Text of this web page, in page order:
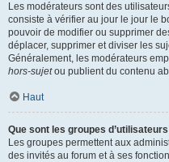
Les modérateurs sont des
consiste à vérifier au jour le jour le
pouvoir de modifier ou supprimer
déplacer, supprimer et diviser les
Généralement, les modérateurs
hors-sujetou publient du contenu
Haut
Que sont les groupes
Les groupes permettent aux
des invités au forum et à ses